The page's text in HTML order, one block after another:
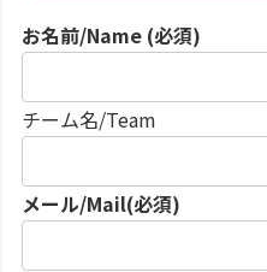
お名前/Name (必須)
チーム名/Team
メール/Mail(必須)